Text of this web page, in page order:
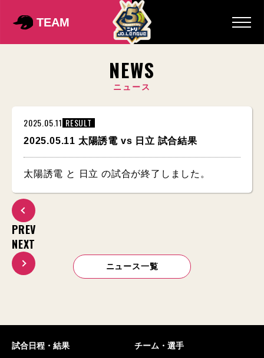
TEAM
NEWS
ニュース
2025.05.11 RESULT
2025.05.11 太陽誘電 vs 日立 試合結果
太陽誘電 と 日立 の試合が終了しました。
PREV
ニュース一覧
NEXT
試合日程・結果
チーム・選手